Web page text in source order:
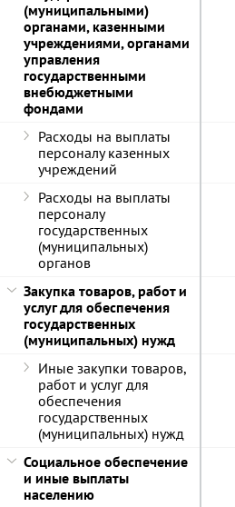
(муниципальными)
органами, казенными
учреждениями, органами
управления
государственными
внебюджетными
фондами
Расходы на выплаты
персоналу казенных
учреждений
Расходы на выплаты
персоналу
государственных
(муниципальных)
органов
Закупка товаров, работ и
услуг для обеспечения
государственных
(муниципальных) нужд
Иные закупки товаров,
работ и услуг для
обеспечения
государственных
(муниципальных) нужд
Социальное обеспечение
и иные выплаты
населению